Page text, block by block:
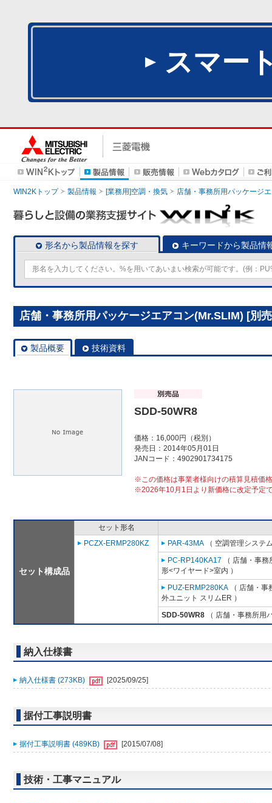
スマー
WIN2Kトップ 製品情報 [業務用]空調・換気 店舗・事務所用パッケージ
形名から製品情報を探す キーワードから製品情
店舗・事務所用パッケージエアコン(Mr.SLIM) [別
製品概要 技術資料
SDD-50WR8
価格：16,000円（税別）
発売日：2014年05月01日
JANコード：4902901734175
※この価格は事業者様向けの積算見積価
※2026年10月1日より新価格に改定予定
セット構成品
セット形名
PCZX-ERMP280KZ
PAR-43MA （ 空調管理システ
PC-RP140KA17 （ 店舗・事
形<ワイヤード>室内 ）
PUZ-ERMP280KA （ 店舗・
外ユニット スリムER ）
SDD-50WR8 （ 店舗・事務所用
納入仕様書
納入仕様書 (273KB) [2025/09/25]
据付工事説明書
据付工事説明書 (489KB) [2015/07/08]
技術・工事マニュアル